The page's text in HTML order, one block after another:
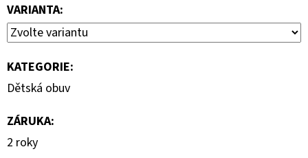
VARIANTA:
KATEGORIE:
Dětská obuv
ZÁRUKA:
2 roky